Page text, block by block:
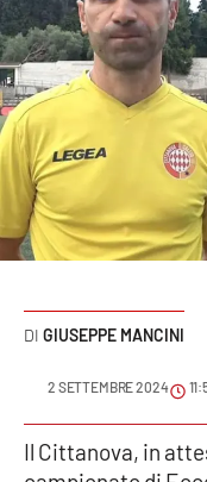
Economia e
Italia Mondo
Sanità
Sport
Cultura
Podcast
Meteo
Editoriali
GIUSEPPE MANCINI
2 SETTEMBRE 2024
Il Cittanova, in